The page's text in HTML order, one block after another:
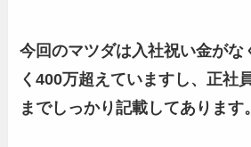
今回のマツダは入社祝い金がな
く400万超えていますし、正社
までしっかり記載してあります。